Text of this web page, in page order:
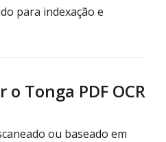
para indexação e
o Tonga PDF OCR
ou baseado em